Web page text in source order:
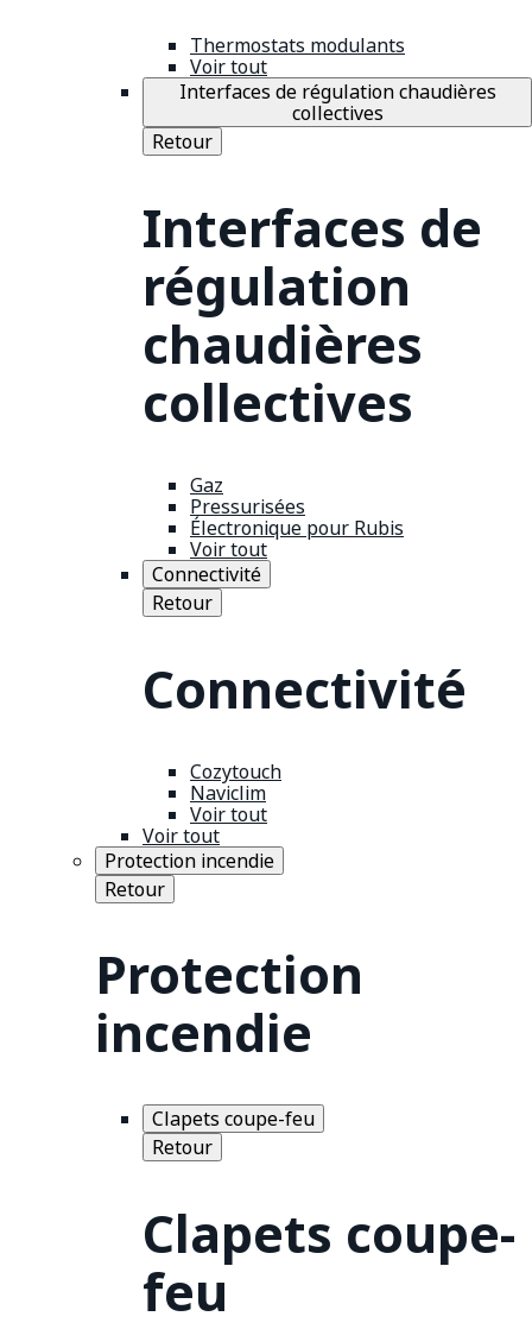
Thermostats modulants
Voir tout
Interfaces de régulation chaudières
collectives
Retour
Interfaces de
régulation
chaudières
collectives
Gaz
Pressurisées
Électronique pour Rubis
Voir tout
Connectivité
Retour
Connectivité
Cozytouch
Naviclim
Voir tout
Voir tout
Protection incendie
Retour
Protection
incendie
Clapets coupe-feu
Retour
Clapets coupe-
feu